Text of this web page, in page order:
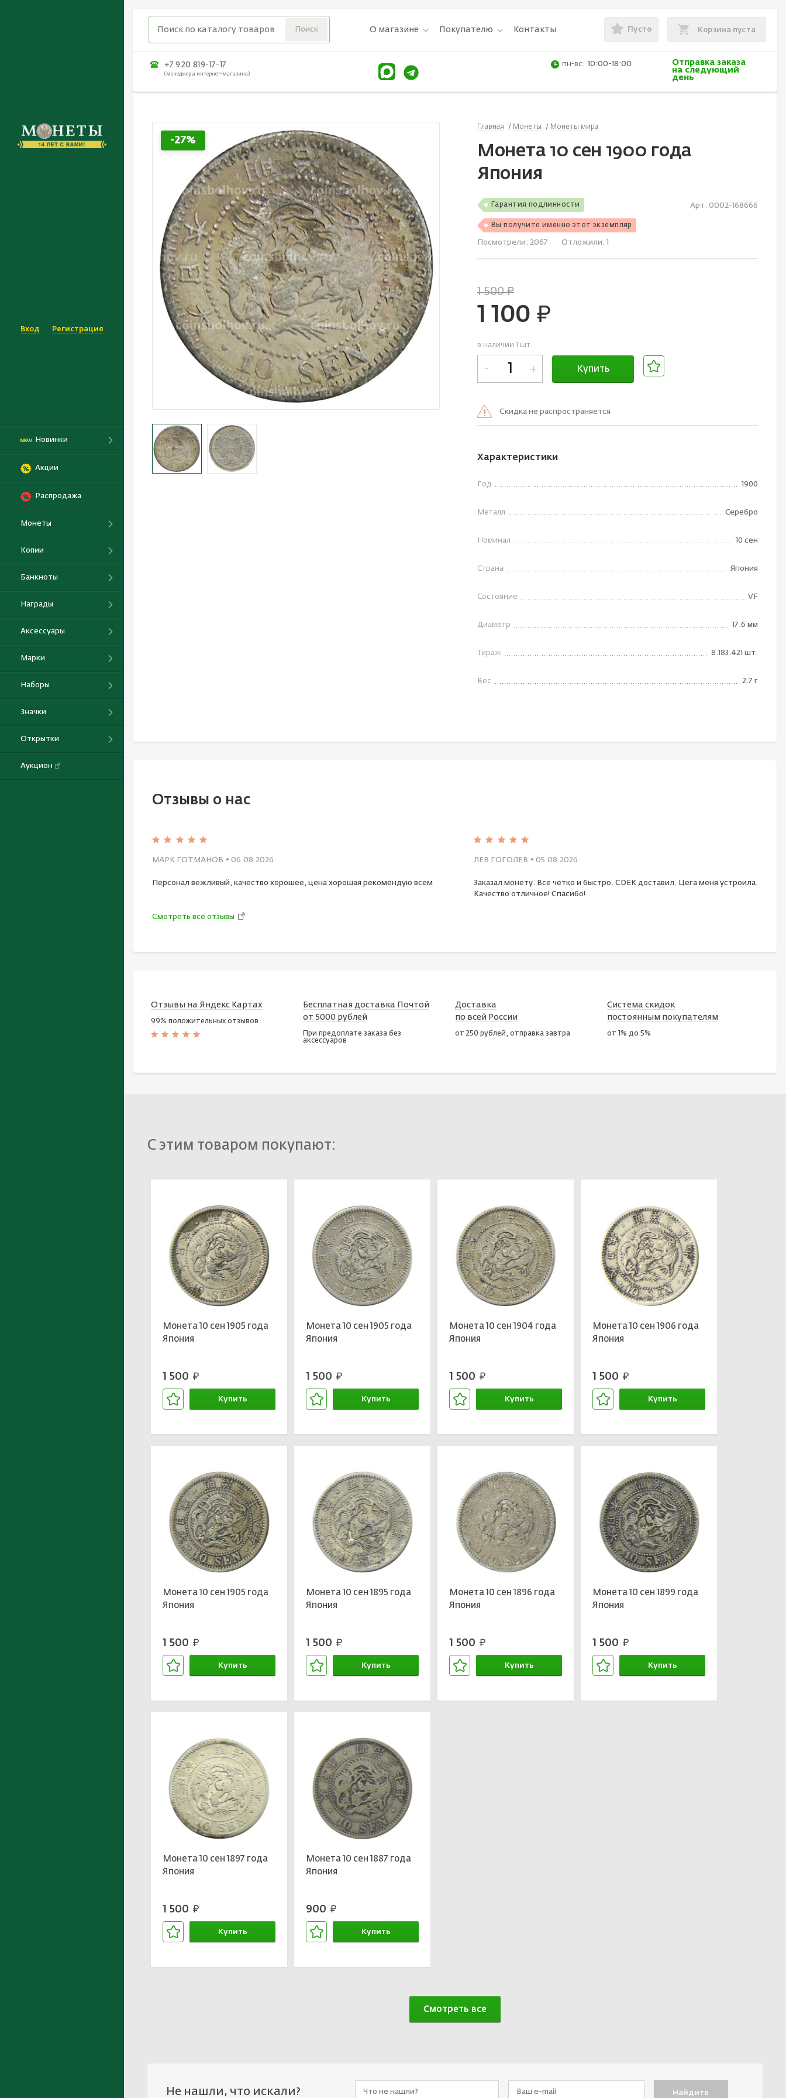
Вход Регистрация
Новинки
Акции
Распродажа
Монеты
Копии
Банкноты
Награды
Аксессуары
Марки
Наборы
Значки
Открытки
Аукцион
О магазине Покупателю Контакты Пусто Корзина пуста
+7 920 819-17-17
(менеджеры интернет-магазина)
пн-вс: 10:00-18:00
Отправка заказа
на следующий
день
-27%
Главная Монеты Монеты мира
Монета 10 сен 1900 года
Япония
Гарантия подлинности
Вы получите именно этот экземпляр
Арт. 0002-168666
Посмотрели: 2067 Отложили: 1
1 500руб.
1 100 руб.
в наличии 1 шт.
- + Купить
Cкидка не рaспространяется
Характеристики
Год 1900
Металл Серебро
Номинал 10 сен
Страна Япония
Состояние VF
Диаметр 17.6 мм
Тираж 8.183.421 шт.
Вес 2.7 г
Отзывы о нас
МАРК ГОТМАНОВ • 06.08.2026
Персонал вежливый, качество хорошее, цена хорошая рекомендую всем
ЛЕВ ГОГОЛЕВ • 05.08.2026
Заказал монету. Все четко и быстро. CDEK доставил. Цега меня устроила.
Качество отличное! Спасибо!
Смотреть все отзывы
Отзывы на Яндекс Картах
99% положительных отзывов
Бесплатная доставка Почтой
от 5000 рублей
При предоплате заказа без
аксессуаров
Доставка
по всей России
от 250 рублей, отправка завтра
Система скидок
постоянным покупателям
от 1% до 5%
С этим товаром покупают:
Монета 10 сен 1905 года
Япония
1 500 руб.
Купить
Монета 10 сен 1905 года
Япония
1 500 руб.
Купить
Монета 10 сен 1904 года
Япония
1 500 руб.
Купить
Монета 10 сен 1906 года
Япония
1 500 руб.
Купить
Монета 10 сен 1905 года
Япония
1 500 руб.
Купить
Монета 10 сен 1895 года
Япония
1 500 руб.
Купить
Монета 10 сен 1896 года
Япония
1 500 руб.
Купить
Монета 10 сен 1899 года
Япония
1 500 руб.
Купить
Монета 10 сен 1897 года
Япония
1 500 руб.
Купить
Монета 10 сен 1887 года
Япония
900 руб.
Купить
Смотреть все
Не нашли, что искали?